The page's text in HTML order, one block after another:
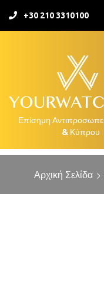
+30 210 3310100
Αρχική Σελίδα